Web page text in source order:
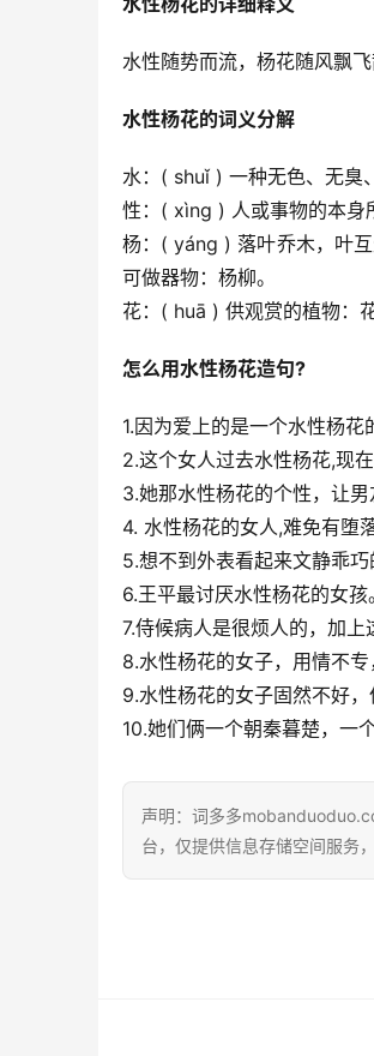
水性随势而流，杨花随风飘
水性杨花的词义分解
水：( shuǐ ) 一种无色、无臭
性：( xìng ) 人或事物的本身
杨：( yáng ) 落叶乔木，叶
可做器物：杨柳。
花：( huā ) 供观赏的植物：
怎么用水性杨花造句?
1.因为爱上的是一个水性杨花
2.这个女人过去水性杨花,现
3.她那水性杨花的个性，让男
4. 水性杨花的女人,难免有堕
5.想不到外表看起来文静乖巧
6.王平最讨厌水性杨花的女孩。
7.侍候病人是很烦人的，加上
8.水性杨花的女子，用情不专
9.水性杨花的女子固然不好，
10.她们俩一个朝秦暮楚，一
声明：词多多
台，仅提供信息存储空间服务